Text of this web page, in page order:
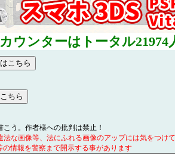
ウンターはトータル21974
う。作者様への批判は禁止！
法な画像等、法にふれる画像のアップには気をつけ
情報を警察まで開示する事があります